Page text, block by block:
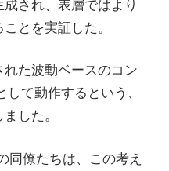
され、表層ではより
とを実証した。
た波動ベースのコン
て動作するという、
した。
同僚たちは、この考え